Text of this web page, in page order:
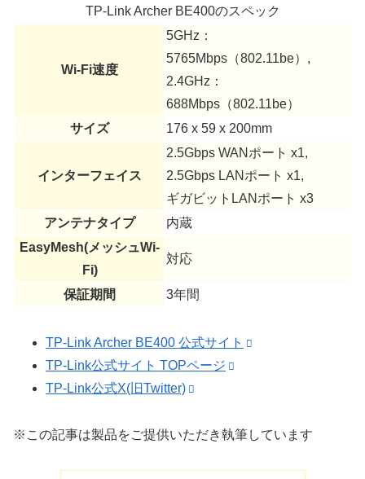
TP-Link Archer BE400のスペック
Wi-Fi速度
5GHz：
5765Mbps（802.11be）,
2.4GHz：
688Mbps（802.11be）
サイズ
176 x 59 x 200mm
インターフェイス
2.5Gbps WANポート x1,
2.5Gbps LANポート x1,
ギガビットLANポート x3
アンテナタイプ
内蔵
EasyMesh(メッシュWi-
Fi)
対応
保証期間 3年間
TP-Link Archer BE400 公式サイト
TP-Link公式サイト TOPページ
TP-Link公式X(旧Twitter)
※この記事は製品をご提供いただき執筆しています